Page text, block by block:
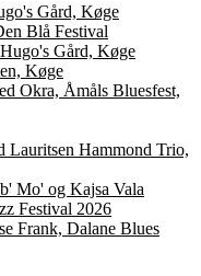
Gård, Køge
Blå Festival
Gård, Køge
Køge
Okra, Åmåls Bluesfest,
Lauritsen Hammond Trio,
Mo' og Kajsa Vala
Festival 2026
Frank, Dalane Blues